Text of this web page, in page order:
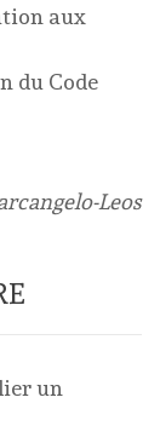
aux
du Code
Leos
un